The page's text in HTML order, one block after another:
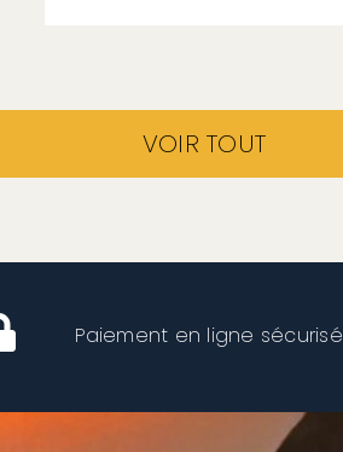
VOIR TOUT
Paiement en ligne sécurisé